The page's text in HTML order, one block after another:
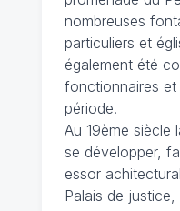
nombreuses
particuliers et
également été
fonctionnaires
période.
Au 19ème siècle
se développer,
essor
Palais de